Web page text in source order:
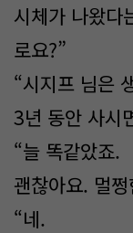
시체가 나왔다
로요?”
“시지프 님은
3년 동안 사시
“늘 똑같았죠.
괜찮아요. 멀
“네.